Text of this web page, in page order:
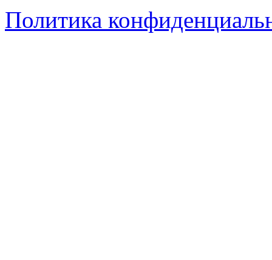
Политика